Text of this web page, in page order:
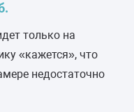
только на
«кажется», что
недостаточно